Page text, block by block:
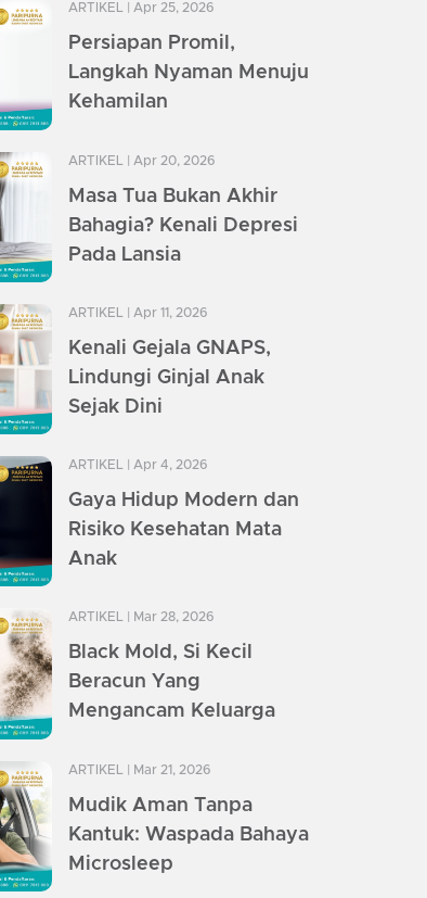
ARTIKEL | Apr 25, 2026
Persiapan Promil,
Langkah Nyaman Menuju
Kehamilan
ARTIKEL | Apr 20, 2026
Masa Tua Bukan Akhir
Bahagia? Kenali Depresi
Pada Lansia
ARTIKEL | Apr 11, 2026
Kenali Gejala GNAPS,
Lindungi Ginjal Anak
Sejak Dini
ARTIKEL | Apr 4, 2026
Gaya Hidup Modern dan
Risiko Kesehatan Mata
Anak
ARTIKEL | Mar 28, 2026
Black Mold, Si Kecil
Beracun Yang
Mengancam Keluarga
ARTIKEL | Mar 21, 2026
Mudik Aman Tanpa
Kantuk: Waspada Bahaya
Microsleep